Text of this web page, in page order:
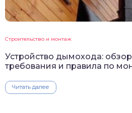
Строительство и монтаж
Устройство дымохода:
требования и правила по
Читать далее